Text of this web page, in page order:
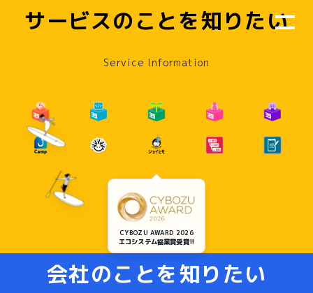
サービスのことを知りたい
Service Information
CYBOZU AWARD 2026
エコシステム協業賞受賞!!
会社のことを知りたい